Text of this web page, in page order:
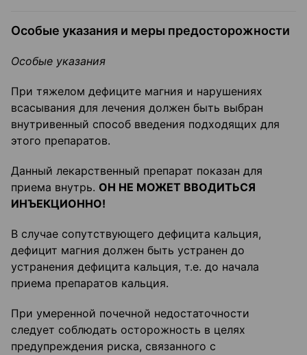
Особые указания и меры предосторожности
Особые указания
При тяжелом дефиците магния и нарушениях
всасывания для лечения должен быть выбран
внутривенный способ введения подходящих для
этого препаратов.
Данный лекарственный препарат показан для
приема внутрь. ОН НЕ МОЖЕТ ВВОДИТЬСЯ
ИНЪЕКЦИОННО!
В случае сопутствующего дефицита кальция,
дефицит магния должен быть устранен до
устранения дефицита кальция, т.е. до начала
приема препаратов кальция.
При умеренной почечной недостаточности
следует соблюдать осторожность в целях
предупреждения риска, связанного с